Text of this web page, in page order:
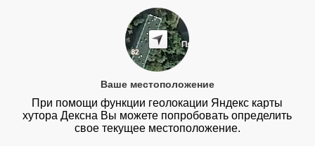
Ваше местоположение
При помощи функции геолокации Яндекс карты
хутора Дексна Вы можете попробовать определить
свое текущее местоположение.